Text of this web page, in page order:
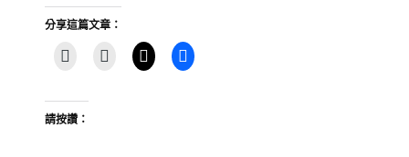
分享這篇文章：
請按讚：